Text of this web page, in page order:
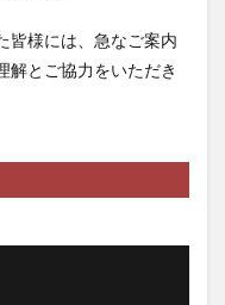
皆様には、急なご案内
解とご協力をいただき